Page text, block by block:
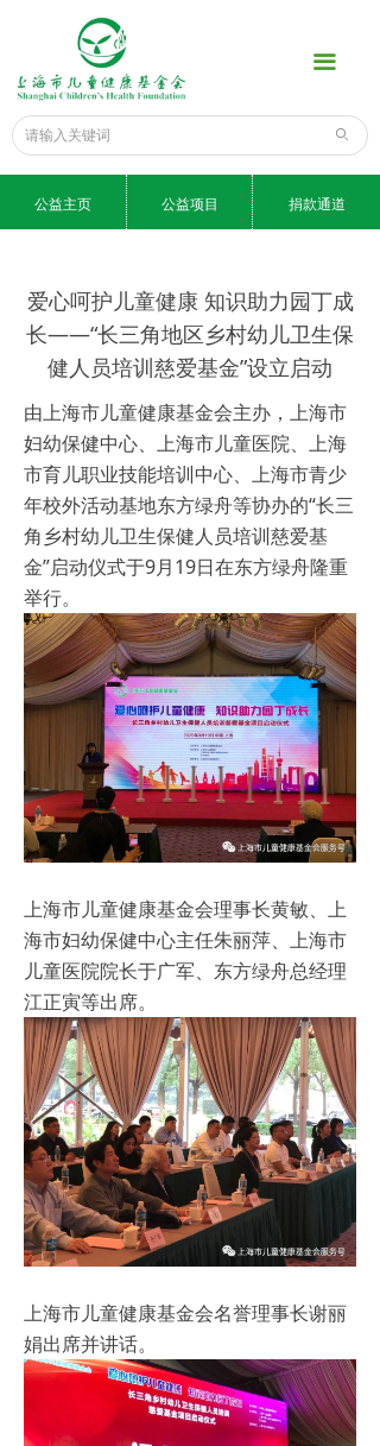
ꄙ
끀
公益项目
爱心榜
为了孩子
科普知识
专家话健康
信息公示
关于我们
公益主页 公益项目 捐款通道
爱心呵护儿童健康 知识助力园丁成
长——“长三角地区乡村幼儿卫生保
健人员培训慈爱基金”设立启动
由上海市儿童健康基金会主办，上海市
妇幼保健中心、上海市儿童医院、上海
市育儿职业技能培训中心、上海市青少
年校外活动基地东方绿舟等协办的“长三
角乡村幼儿卫生保健人员培训慈爱基
金”启动仪式于9月19日在东方绿舟隆重
举行。
上海市儿童健康基金会理事长黄敏、上
海市妇幼保健中心主任朱丽萍、上海市
儿童医院院长于广军、东方绿舟总经理
江正寅等出席。
上海市儿童健康基金会名誉理事长谢丽
娟出席并讲话。